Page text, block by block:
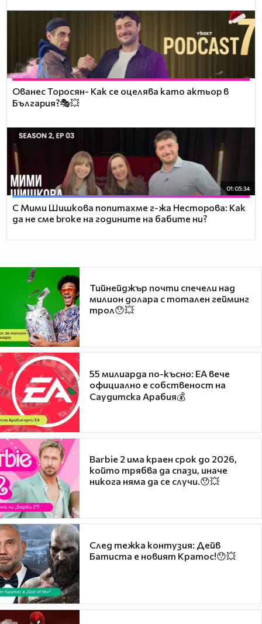
Ованес Торосян- Как се оцелява като актьор в
България?🎭💥
01:05:34
С Мими Шишкова попитахме г-жа Несторова: Как
да не сме broke на годините на бабите ни?
Тийнейджър почти спечели над
милион долара с тотален гейминг
трол😯💥
55 милиарда по-късно: EA вече
официално е собственост на
Саудитска Арабия💰
Barbie 2 има краен срок до 2026,
който трябва да спази, иначе
никога няма да се случи.😯💥
След тежка контузия: Дейв
Батиста е новият Кратос!😯💥